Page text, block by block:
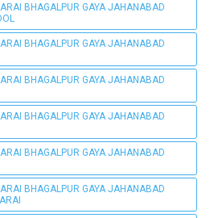
BHAGALPUR GAYA JAHANABAD
BHAGALPUR GAYA JAHANABAD
BHAGALPUR GAYA JAHANABAD
BHAGALPUR GAYA JAHANABAD
BHAGALPUR GAYA JAHANABAD
BHAGALPUR GAYA JAHANABAD